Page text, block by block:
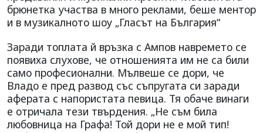
брюнетка участва в много реклами, беше ментор
и в музикалното шоу „Гласът на България“
Заради топлата й връзка с Ампов навремето се
появиха слухове, че отношенията им не са били
само професионални. Мълвеше се дори, че
Владо е пред развод със съпругата си заради
аферата с напористата певица. Тя обаче винаги
е отричала тези твърдения. „Не съм била
любовница на Графа! Той дори не е мой тип!